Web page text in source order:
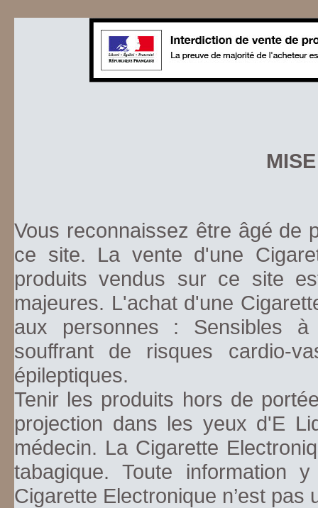
Vous reconnaissez être âgé de
ce site. La vente d'une
produits vendus sur ce site
majeures. L'achat d'une
aux personnes : Sensibles
souffrant de risques cardio-
épileptiques.
Tenir les produits hors de
projection dans les yeux d'E
médecin. La Cigarette
tabagique. Toute information
Cigarette Electronique n’est pas